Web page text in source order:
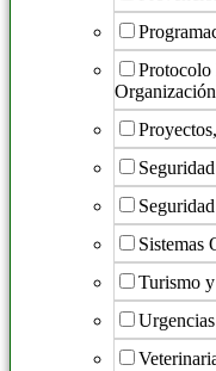
Protocolo
Sistemas
Turismo